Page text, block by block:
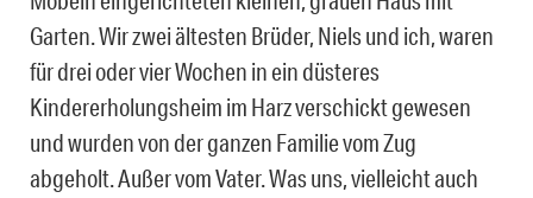
Garten. Wir zwei ältesten Brüder, Niels und ich, waren
für drei oder vier Wochen in ein düsteres
Kindererholungsheim im Harz verschickt gewesen
und wurden von der ganzen Familie vom Zug
abgeholt. Außer vom Vater. Was uns, vielleicht auch